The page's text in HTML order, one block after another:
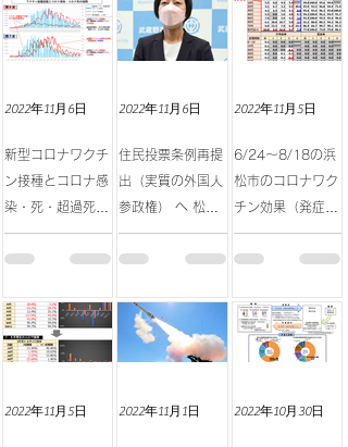
新型コロナワクチ
ン接種とコロナ感
染・死・超過死亡
の相関
2022年11月6日
住民投票条例再提
出（実質の外国人
参政権） へ 松下
市長が意向表明
2022年11月6日
6/24～8/18の浜
松市のコロナワク
チン効果（発症
率・中等症率・重
症率）
2022年11月5日
2022年11月5日 2022年11月1日 2022年10月30日